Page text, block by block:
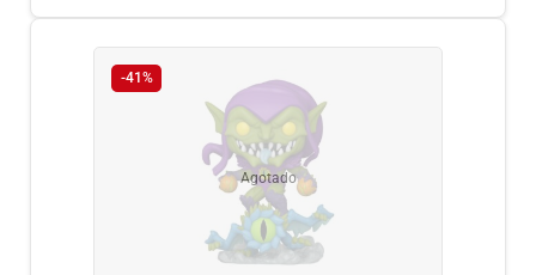
-41%
Agotado